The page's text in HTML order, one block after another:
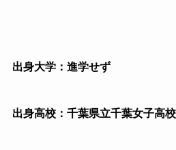
出身大学：進学せず
出身高校：千葉県立千葉女子高校